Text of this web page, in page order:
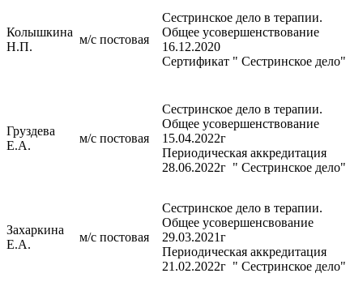
Колышкина
Н.П.
м/с постовая
Сестринское дело в терапии.
Общее усовершенствование
16.12.2020
Сертификат " Сестринское дело"
Груздева
Е.А.
м/с постовая
Сестринское дело в терапии.
Общее усовершенствование
15.04.2022г
Периодическая аккредитация
28.06.2022г " Сестринское дело"
Захаркина
Е.А.
м/с постовая
Сестринское дело в терапии.
Общее усовершенсвование
29.03.2021г
Периодическая аккредитация
21.02.2022г " Сестринское дело"